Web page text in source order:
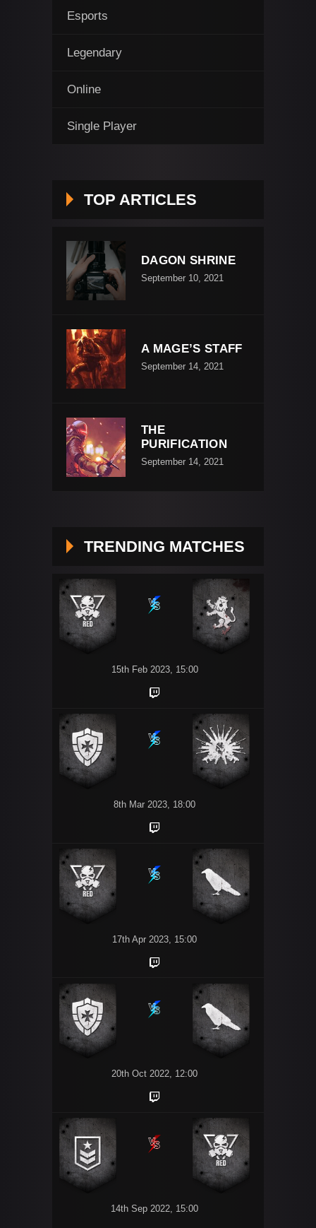
Esports
Legendary
Online
Single Player
TOP ARTICLES
DAGON SHRINE
September 10, 2021
A MAGE’S STAFF
September 14, 2021
THE
PURIFICATION
September 14, 2021
TRENDING MATCHES
15th Feb 2023, 15:00
8th Mar 2023, 18:00
17th Apr 2023, 15:00
20th Oct 2022, 12:00
14th Sep 2022, 15:00